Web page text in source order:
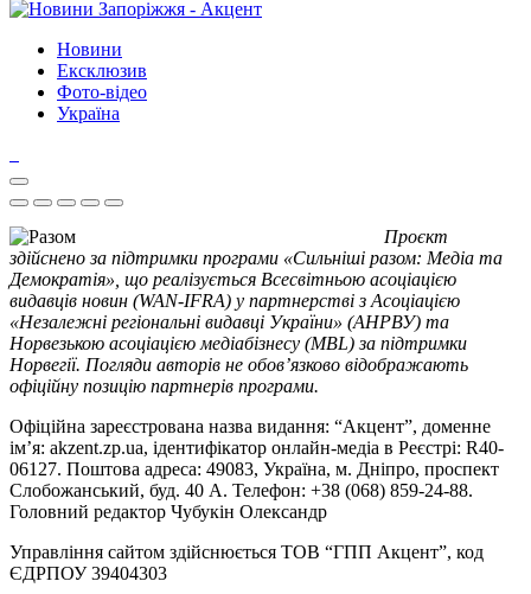
Новини
Ексклюзив
Фото-відео
Україна
Проєкт
здійснено за підтримки програми «Сильніші разом: Медіа та
Демократія», що реалізується Всесвітньою асоціацією
видавців новин (WAN-IFRA) у партнерстві з Асоціацією
«Незалежні регіональні видавці України» (АНРВУ) та
Норвезькою асоціацією медіабізнесу (MBL) за підтримки
Норвегії. Погляди авторів не обов’язково відображають
офіційну позицію партнерів програми.
Офіційна зареєстрована назва видання: “Акцент”, доменне
ім’я: akzent.zp.ua, ідентифікатор онлайн-медіа в Реєстрі: R40-
06127. Поштова адреса: 49083, Україна, м. Дніпро, проспект
Слобожанський, буд. 40 А. Телефон: +38 (068) 859-24-88.
Головний редактор Чубукін Олександр
Управління сайтом здійснюється ТОВ “ГПП Акцент”, код
ЄДРПОУ 39404303